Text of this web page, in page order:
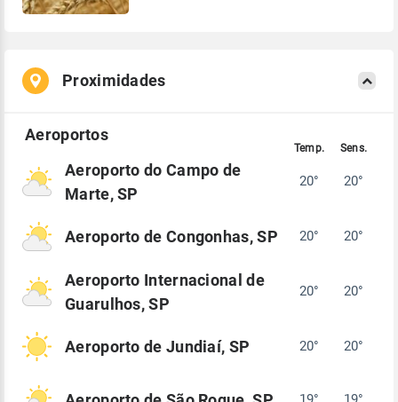
Proximidades
Aeroporto do Campo de
Marte, SP
20° 20°
Aeroporto de Congonhas, SP 20° 20°
Aeroporto Internacional de
Guarulhos, SP
20° 20°
Aeroporto de Jundiaí, SP 20° 20°